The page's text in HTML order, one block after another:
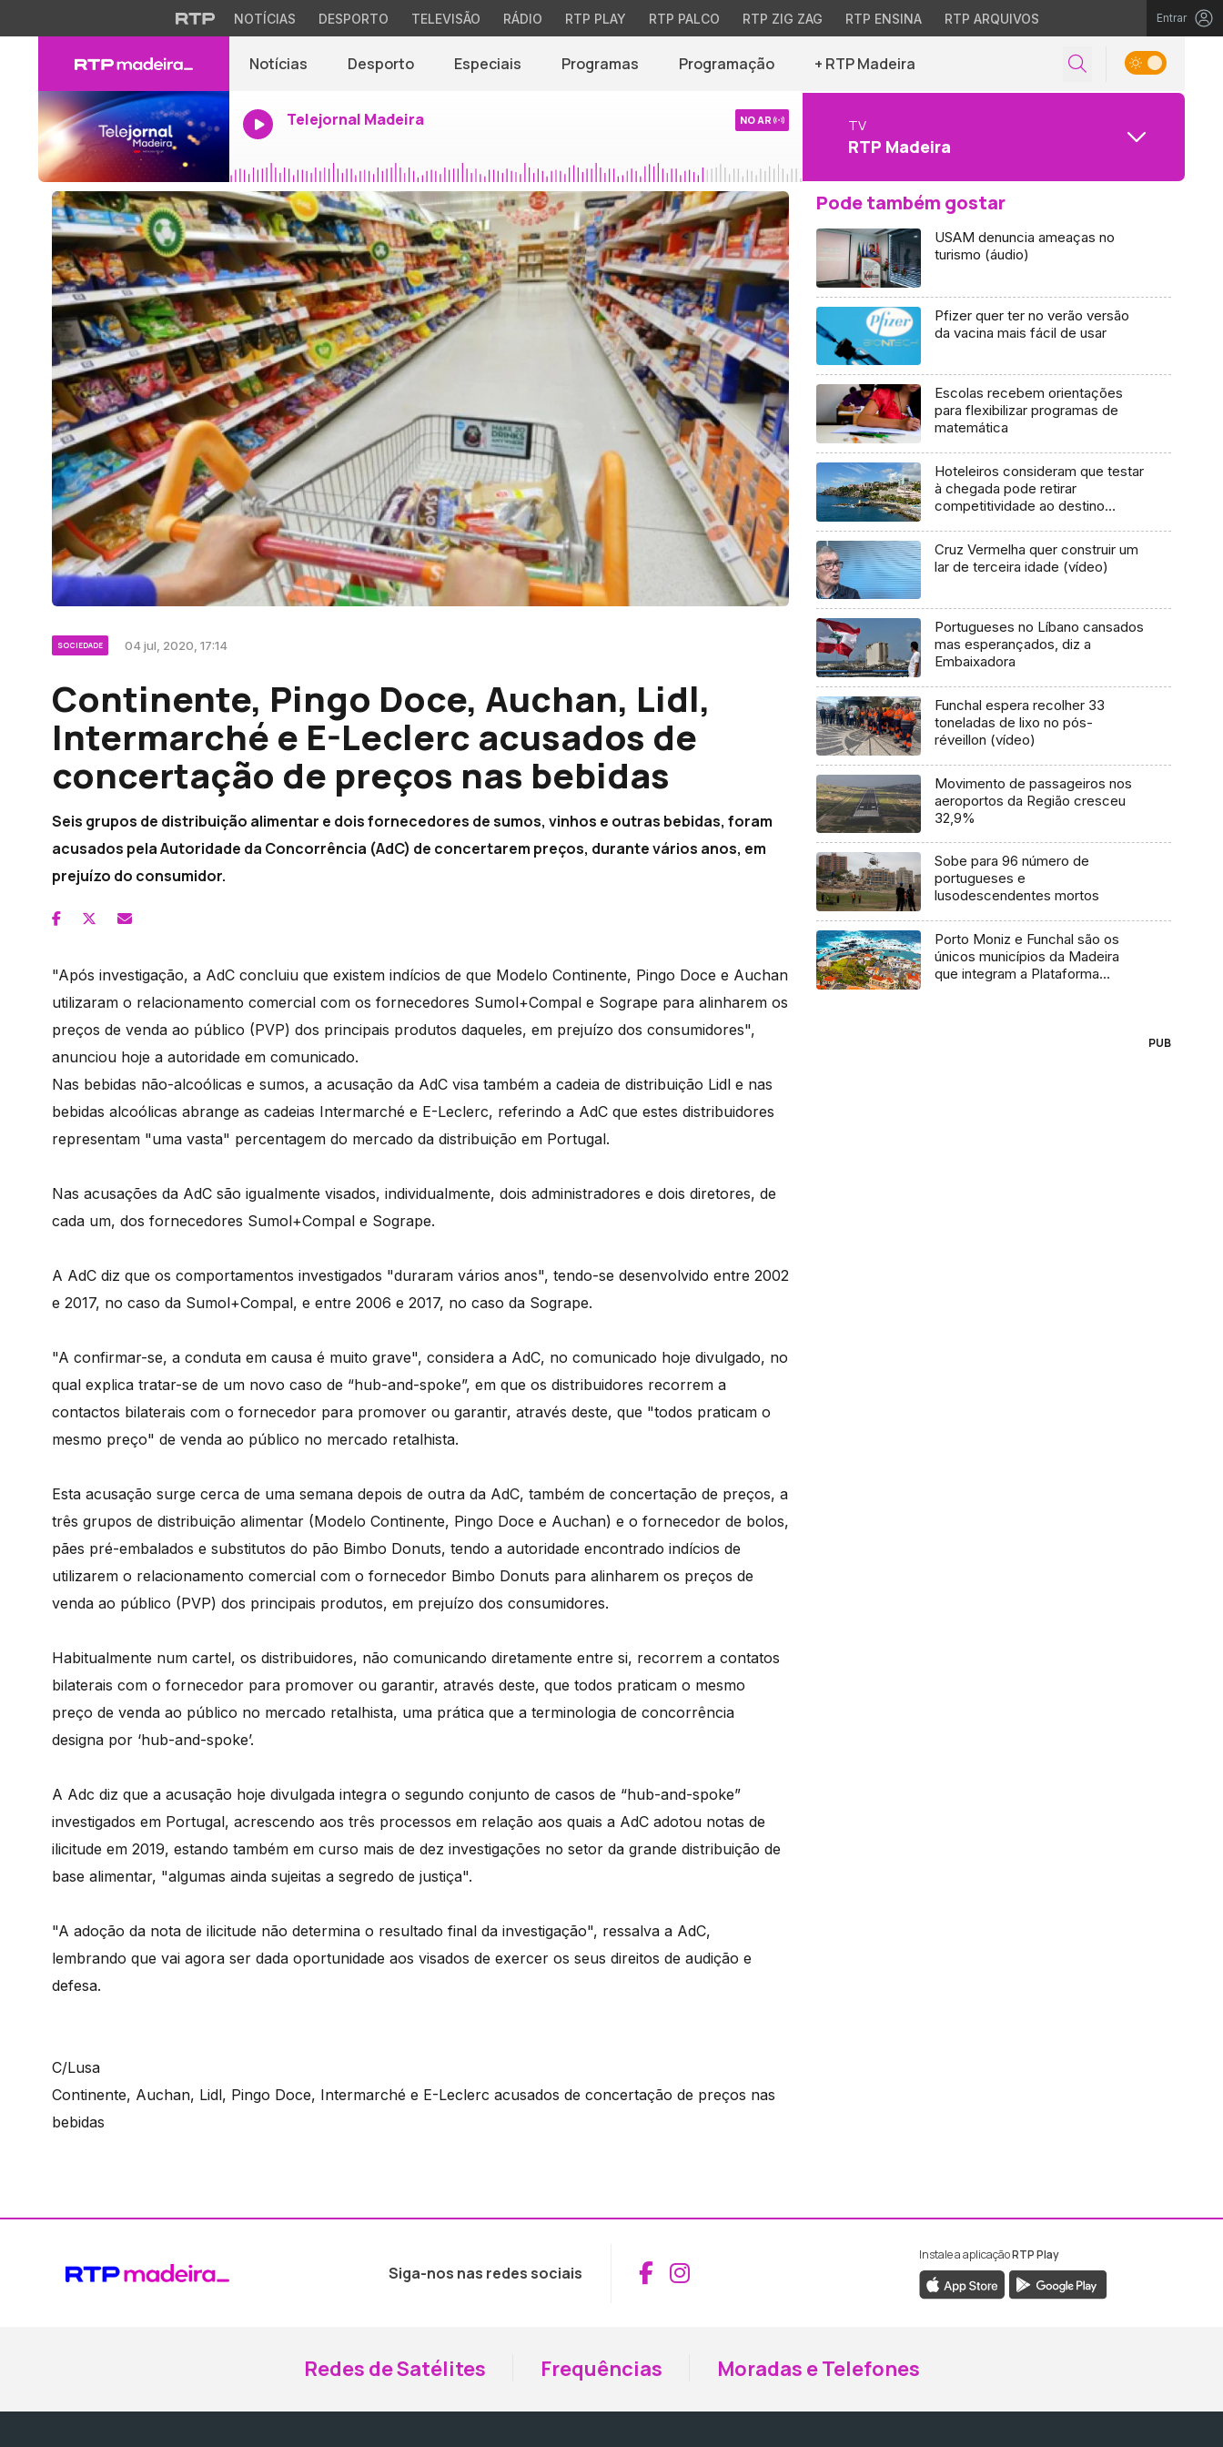
NOTÍCIAS DESPORTO TELEVISÃO RÁDIO RTP PLAY RTP PALCO RTP ZIG ZAG RTP ENSINA RTP ARQUIVOS Entrar
Notícias Desporto Especiais Programas Programação + RTP Madeira
Telejornal Madeira NO AR TV
RTP Madeira
SOCIEDADE 04 jul, 2020, 17:14
Continente, Pingo Doce, Auchan, Lidl,
Intermarché e E-Leclerc acusados de
concertação de preços nas bebidas
Seis grupos de distribuição alimentar e dois fornecedores de sumos, vinhos e outras bebidas, foram
acusados pela Autoridade da Concorrência (AdC) de concertarem preços, durante vários anos, em
prejuízo do consumidor.
"Após investigação, a AdC concluiu que existem indícios de que Modelo Continente, Pingo Doce e Auchan
utilizaram o relacionamento comercial com os fornecedores Sumol+Compal e Sogrape para alinharem os
preços de venda ao público (PVP) dos principais produtos daqueles, em prejuízo dos consumidores",
anunciou hoje a autoridade em comunicado.
Nas bebidas não-alcoólicas e sumos, a acusação da AdC visa também a cadeia de distribuição Lidl e nas
bebidas alcoólicas abrange as cadeias Intermarché e E-Leclerc, referindo a AdC que estes distribuidores
representam "uma vasta" percentagem do mercado da distribuição em Portugal.
Nas acusações da AdC são igualmente visados, individualmente, dois administradores e dois diretores, de
cada um, dos fornecedores Sumol+Compal e Sogrape.
A AdC diz que os comportamentos investigados "duraram vários anos", tendo-se desenvolvido entre 2002
e 2017, no caso da Sumol+Compal, e entre 2006 e 2017, no caso da Sogrape.
"A confirmar-se, a conduta em causa é muito grave", considera a AdC, no comunicado hoje divulgado, no
qual explica tratar-se de um novo caso de “hub-and-spoke”, em que os distribuidores recorrem a
contactos bilaterais com o fornecedor para promover ou garantir, através deste, que "todos praticam o
mesmo preço" de venda ao público no mercado retalhista.
Esta acusação surge cerca de uma semana depois de outra da AdC, também de concertação de preços, a
três grupos de distribuição alimentar (Modelo Continente, Pingo Doce e Auchan) e o fornecedor de bolos,
pães pré-embalados e substitutos do pão Bimbo Donuts, tendo a autoridade encontrado indícios de
utilizarem o relacionamento comercial com o fornecedor Bimbo Donuts para alinharem os preços de
venda ao público (PVP) dos principais produtos, em prejuízo dos consumidores.
Habitualmente num cartel, os distribuidores, não comunicando diretamente entre si, recorrem a contatos
bilaterais com o fornecedor para promover ou garantir, através deste, que todos praticam o mesmo
preço de venda ao público no mercado retalhista, uma prática que a terminologia de concorrência
designa por ‘hub-and-spoke’.
A Adc diz que a acusação hoje divulgada integra o segundo conjunto de casos de “hub-and-spoke”
investigados em Portugal, acrescendo aos três processos em relação aos quais a AdC adotou notas de
ilicitude em 2019, estando também em curso mais de dez investigações no setor da grande distribuição de
base alimentar, "algumas ainda sujeitas a segredo de justiça".
"A adoção da nota de ilicitude não determina o resultado final da investigação", ressalva a AdC,
lembrando que vai agora ser dada oportunidade aos visados de exercer os seus direitos de audição e
defesa.
C/Lusa
Continente, Auchan, Lidl, Pingo Doce, Intermarché e E-Leclerc acusados de concertação de preços nas
bebidas
Pode também gostar
USAM denuncia ameaças no
turismo (áudio)
Pfizer quer ter no verão versão
da vacina mais fácil de usar
Escolas recebem orientações
para flexibilizar programas de
matemática
Hoteleiros consideram que testar
à chegada pode retirar
competitividade ao destino
Cruz Vermelha quer construir um
lar de terceira idade (vídeo)
Portugueses no Líbano cansados
mas esperançados, diz a
Embaixadora
Funchal espera recolher 33
toneladas de lixo no pós-
réveillon (vídeo)
Movimento de passageiros nos
aeroportos da Região cresceu
32,9%
Sobe para 96 número de
portugueses e
lusodescendentes mortos
Porto Moniz e Funchal são os
únicos municípios da Madeira
que integram a Plataforma
PUB
Siga-nos nas redes sociais Aceder ao Facebook da RTP Madeira
Aceder ao Instagram da RTP Madeira
Instale a aplicaçãoRTP Play
Redes de Satélites Frequências Moradas e Telefones